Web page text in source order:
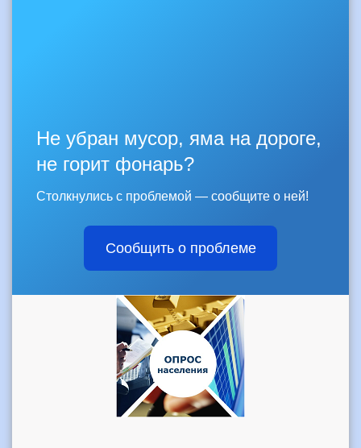
Не убран мусор, яма на дороге,
не горит фонарь?
Столкнулись с проблемой — сообщите о ней!
Сообщить о проблеме